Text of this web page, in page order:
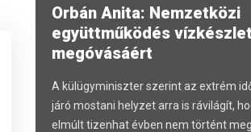
Orbán Anita: Nemzetközi
együttműködés
megóvásáért
A külügyminiszter szerint az extrém
járó mostani helyzet arra is rávilágít,
elmúlt tizenhat évben nem történt